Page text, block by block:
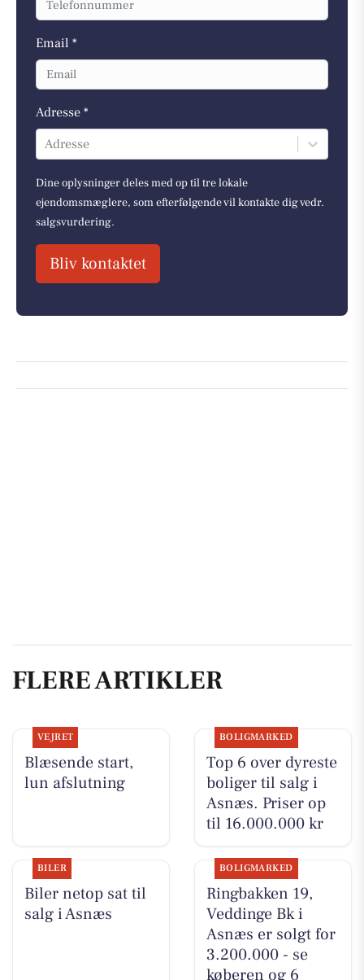
Email *
Adresse *
Adresse
Dine oplysninger deles med op til tre lokale
ejendomsmæglere, som efterfølgende vil kontakte dig vedr.
salgsvurdering.
Bliv kontaktet
FLERE ARTIKLER
VEJRET
Blæsende start,
lun afslutning
BOLIGMARKED
Top 6 over dyreste
boliger til salg i
Asnæs. Priser op
til 16.000.000 kr
BILER
Biler netop sat til
salg i Asnæs
BOLIGMARKED
Ringbakken 19,
Veddinge Bk i
Asnæs er solgt for
3.200.000 - se
køberen og 6